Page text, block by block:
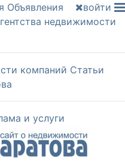
войти
Объявления
недвижимости
компаний Статьи
и услуги